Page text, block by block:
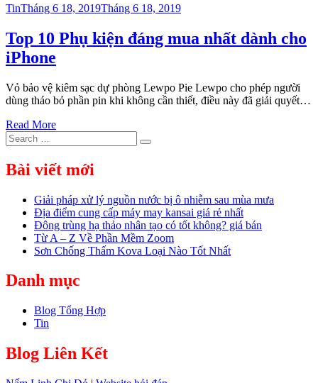
TinPosted
Tháng 6 18, 2019Tháng 6 18, 2019
Top 10 Phụ kiện đáng mua nhất dành cho
iPhone
Vỏ bảo vệ kiêm sạc dự phòng Lewpo Pie Lewpo cho phép người
dùng tháo bỏ phần pin khi không cần thiết, điều này đã giải quyết…
Read More
Search
for:
Search
Bài viết mới
Giải pháp xử lý nguồn nước bị ô nhiễm sau mùa mưa
Địa điểm cung cấp máy may kansai giá rẻ nhất
Đông trùng hạ thảo nhân tạo có tốt không? giá bán
Từ A – Z Về Phần Mềm Zoom
Sơn Chống Thấm Kova Loại Nào Tốt Nhất
Danh mục
Blog Tổng Hợp
Tin
Blog Liên Kết